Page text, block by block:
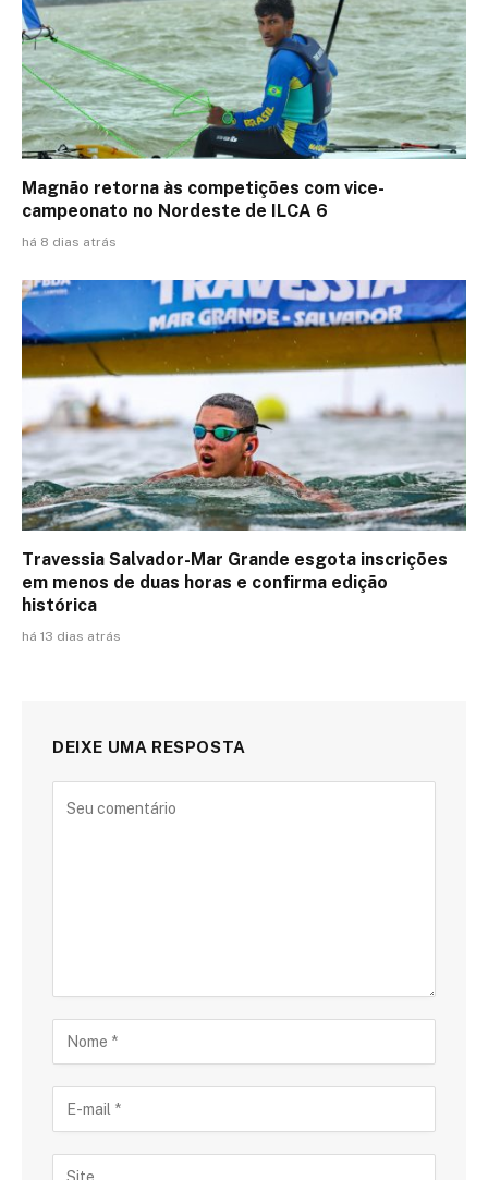
Magnão retorna às competições com vice-
campeonato no Nordeste de ILCA 6
há 8 dias atrás
Travessia Salvador-Mar Grande esgota inscrições
em menos de duas horas e confirma edição
histórica
há 13 dias atrás
DEIXE UMA RESPOSTA